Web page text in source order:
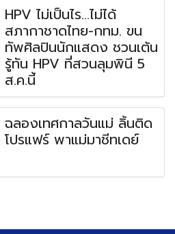
HPV ไม่เป็นไร...ไม่ได้
สภากาชาดไทย-กทม. ขน
ทัพศิลปินนักแสดง ชวนเต้น
รู้ทัน HPV ที่สวนลุมพินี 5
ส.ค.นี้
ฉลองเทศกาลวันแม่ ลิ้นติด
โปรแฟร์ พาแม่มาชีทเดย์